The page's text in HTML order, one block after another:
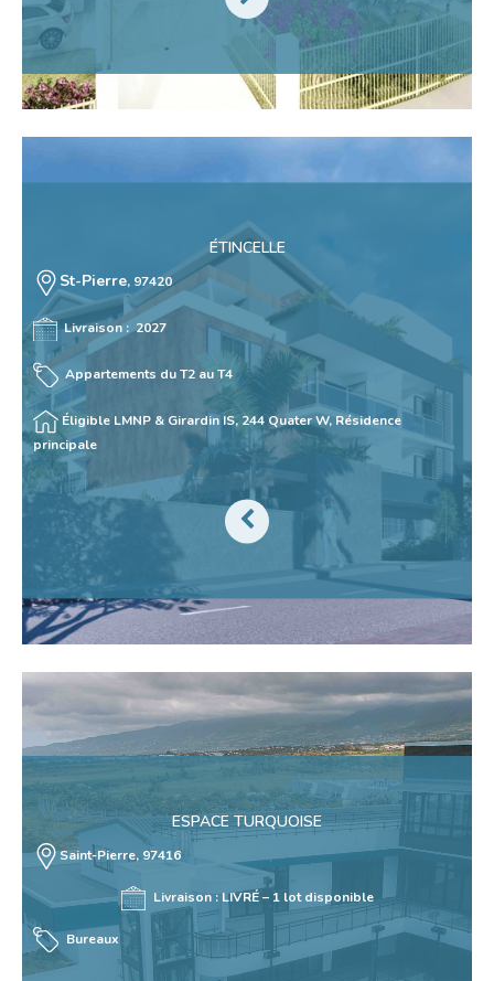
ÉTINCELLE
St-Pierre, 97420
Livraison : 2027
Appartements du T2 au T4
Éligible LMNP & Girardin IS, 244 Quater W, Résidence
principale
ESPACE TURQUOISE
Saint-Pierre, 97416
Livraison : LIVRÉ – 1 lot disponible
Bureaux